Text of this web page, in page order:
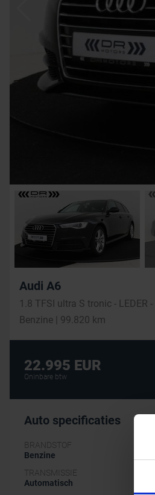
Audi A6
1.8 TFSI ultra S tronic - LEDER -
Benzine | 99.820 km
22.995 EUR
Oninbare btw
Auto specificaties
BRANDSTOF
Benzine
TRANSMISSIE
Automatisch